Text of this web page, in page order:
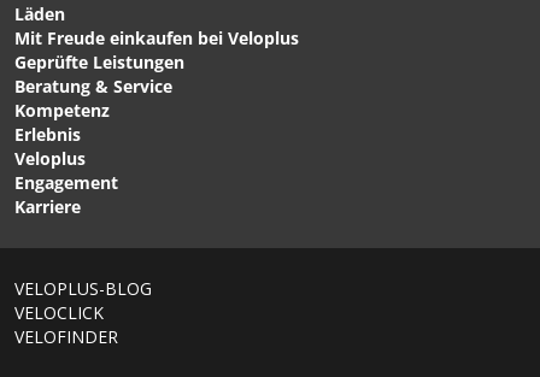
CHF 29.90
HBH-2 Lenkerhalter von
PARK TOOL
CHF 149.00
Läden
Mit Freude einkaufen bei Veloplus
Geprüfte Leistungen
Beratung & Service
Kompetenz
Erlebnis
Veloplus
Engagement
Karriere
VELOPLUS-BLOG
VELOCLICK
VELOFINDER